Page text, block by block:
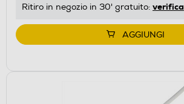
Ritiro in negozio in 30' gratuito: verifica
AGGIUNGI